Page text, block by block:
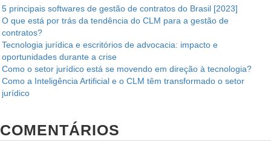
5 principais softwares de gestão de contratos do Brasil [2023]
O que está por trás da tendência do CLM para a gestão de
contratos?
Tecnologia jurídica e escritórios de advocacia: impacto e
oportunidades durante a crise
Como o setor jurídico está se movendo em direção à tecnologia?
Como a Inteligência Artificial e o CLM têm transformado o setor
jurídico
COMENTÁRIOS